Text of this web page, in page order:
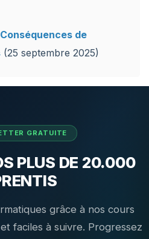
de
(25 septembre 2025)
PLUS DE 20.000
grâce à nos cours
faciles à suivre. Progressez